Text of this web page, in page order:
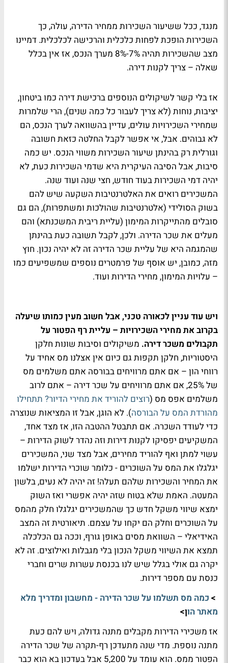
מנגד, ככל ששיעור השכירות ממחיר הדירה, עולה, כך
השכירות הופכת לפחות כלכלית והרכישה לכלכלית. דמיינו
מצב שהשכירות תהיה 7%-8% מערך הנכס, אז אין בכלל
שאלה – צריך לקנות דירה.
אז בלי קשר לשיקולים הנוספים ברכישת דירה כמו ביטחון,
יציבות, נוחות (לא צריך לעבור כל כמה שנים), הרי שלמרות
שמחירי השכירויות עולים, עדיין בהשוואה לערך הנכס, הם
לא גבוהים. אבל, אי אפשר לקבל החלטה כזאת חשובה
וגורלית רק בהינתן שיעור השכירות משווי הנכס. יש כמה
סיבות, אבל הסיבה העיקרית היא שדמי השכירות כעת, לא
יהיה דמי השכירות בעוד חודש, חצי שנה ועוד שנה.
המשכירים רואים את האלטרנטיבות השקעה שיש להם
בשוק הסולידי (אלטרנטיבות שהולכות ומשתפרות), הם גם
סובלים מהתייקרות המימון (עליית ריבית המשכנתא) והם
מעלים את שכר הדירה. ולכן, לקבל תשובה כעת בהינתן
שהמגמה היא של עליית שכר הדירה זה לא יהיה נכון. חוץ
מזה, כמובן, יש אוסף של פרמטרים נוספים שמשפיעים כמו
– עלויות המימון, מחירי הדירות ועוד.
ויש עוד עניין לכאורה טכני, אבל חשוב מעין כמותו שיעלה
בקרוב את מחירי השכירויות – עליית רף הפטור על
תקבולים משכר דירה. משיקולים וסיבות שונות חלקן
היסטוריות, חלקן תקפות גם כיום אין אצלנו מס אחיד על
רווחי הון – אם אתם מרוויחים בבורסה אתם משלמים מס
של 25%, אם אתם מרוויחים על שכר דירה – אתם לרוב
משלמים אפס מס (רוצים להוריד את מחירי הדיור? תתחילו
מהורדת המס על הבורסה). לא הוגן, אבל זו המציאות שנוצרה
כדי לעודד השכרה. אם תתבטל ההטבה הזו, אז מצד אחד,
המשקיעים יפסיקו לקנות דירות וזה נהדר לשוק הדירות –
עשוי למתן ואף להוריד מחירים, אבל מצד שני, המשכירים
יגלגלו את המס על השוכרים - כלומר שוכרי הדירות ישלמו
את המחיר והשכירות שלהם תעלה! זה יהיה לא נעים, בלשון
המעטה. האמת שלא בטוח שזה יהיה אפשרי ואז השוק
ימצא שיווי משקל חדש כך שהמשכירים יגלגלו חלק מהמס
על השוכרים וחלק הם יקחו על עצמם. תיאורטית זה המצב
האידיאלי – השוואת מסים באופן גורף, וככה גם הכלכלה
תמצא את השיווי משקל הנכון בלי מגבלות ואילוצים. זה לא
יקרה גם אולי בגלל שיש לנו בכנסת עשרות שרים וחברי
כנסת עם מספר דירות.
> כמה מס תשלמו על שכר הדירה - מחשבון ומדריך מלא
מאתר הון>
אז משכירי הדירות מקבלים מתנה גדולה, ויש להם כעת
מתנה נוספת. מדי שנה מתעדכן רף-תקרה של שכר הדירה
הפטור ממס. הוא עומד על 5,200 אבל בעדכון בא הוא כבר